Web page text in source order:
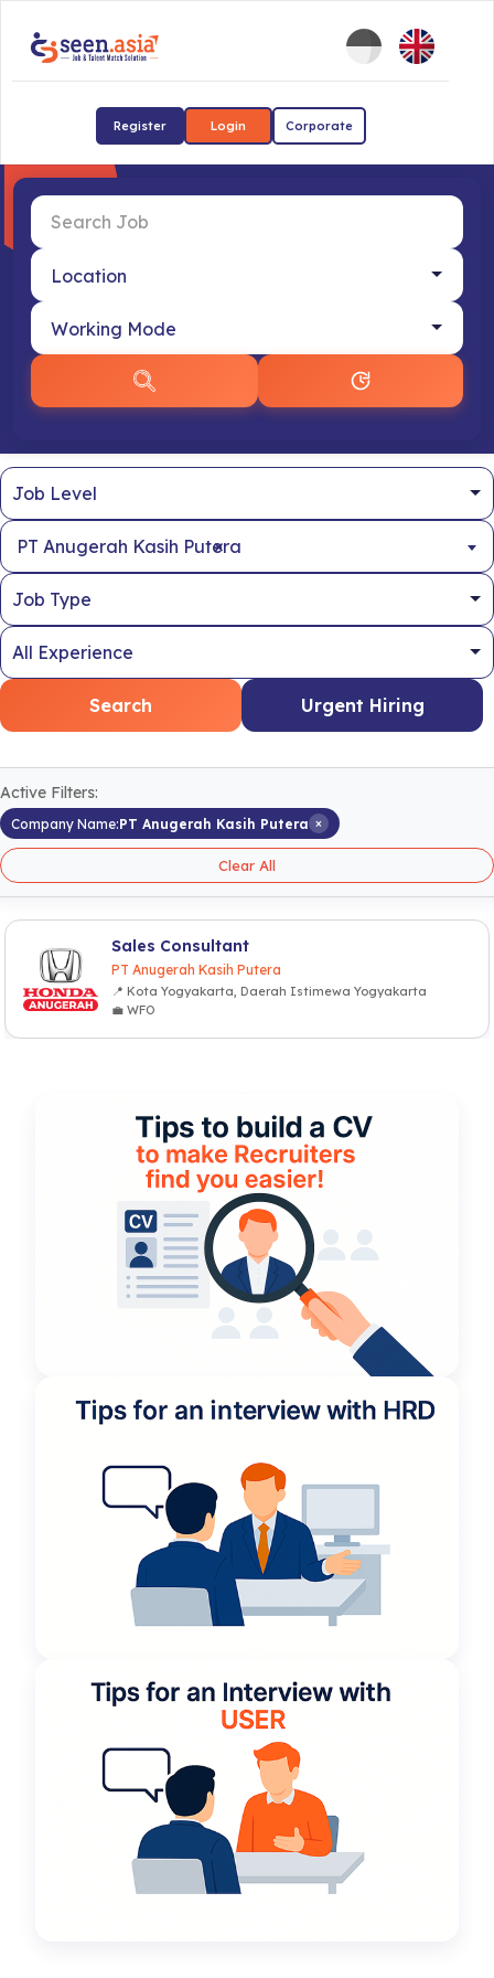
Register Login Corporate
×
PT Anugerah Kasih Putera
Search Urgent Hiring
Active Filters:
Company Name:PT Anugerah Kasih Putera ×
Clear All
Sales Consultant
PT Anugerah Kasih Putera
📍 Kota Yogyakarta, Daerah Istimewa Yogyakarta
💼 WFO